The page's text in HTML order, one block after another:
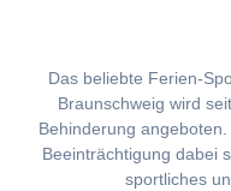
Das beliebte Ferien-
Braunschweig wird
Behinderung
Beeinträchtigung dabei
sportliches